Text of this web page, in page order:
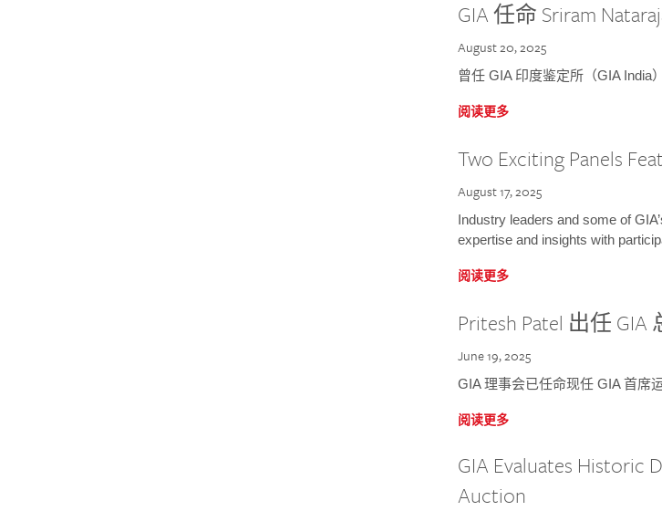
GIA 任命 Sriram
August 20, 2025
曾任 GIA 印度鉴定所（GIA India
阅读更多
Two Exciting Panels
August 17, 2025
Industry leaders and some of
expertise and insights with
阅读更多
Pritesh Patel 出任
June 19, 2025
GIA 理事会已任命现任 GIA 首席
阅读更多
GIA Evaluates Historic
Auction